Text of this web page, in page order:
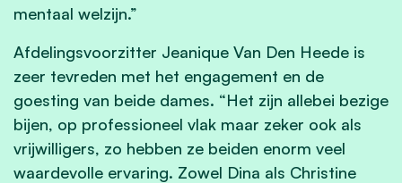
mentaal welzijn.”
Afdelingsvoorzitter Jeanique Van Den Heede is
zeer tevreden met het engagement en de
goesting van beide dames. “Het zijn allebei bezige
bijen, op professioneel vlak maar zeker ook als
vrijwilligers, zo hebben ze beiden enorm veel
waardevolle ervaring. Zowel Dina als Christine